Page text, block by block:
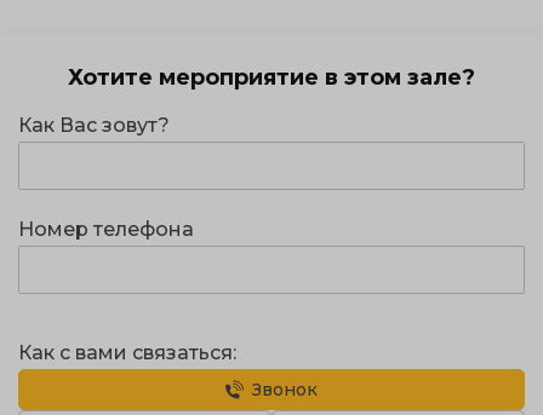
Хотите мероприятие в этом зале?
Как Вас зовут?
Номер телефона
Как с вами связаться:
Звонок